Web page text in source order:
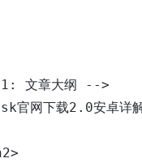
文章大纲 -->
官网下载2.0安卓详